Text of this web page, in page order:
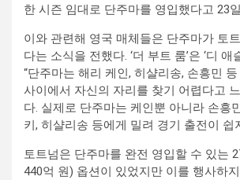
한 시즌 임대로 단주마를 영입했다고 23
이와 관련해 영국 매체들은 단주마가 토
다는 소식을 전했다. ‘더 부트 룸’은 ‘디 애
“단주마는 해리 케인, 히샬리송, 손흥민
사이에서 자신의 자리를 찾기 어렵다고
다. 실제로 단주마는 케인뿐 아니라 손흥
키, 히샬리송 등에게 밀려 경기 출전이 쉽
토트넘은 단주마를 완전 영입할 수 있는
440억 원) 옵션이 있었지만 이를 행사하